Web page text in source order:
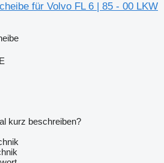
für Volvo FL 6 | 85 - 00 LKW
kurz beschreiben?